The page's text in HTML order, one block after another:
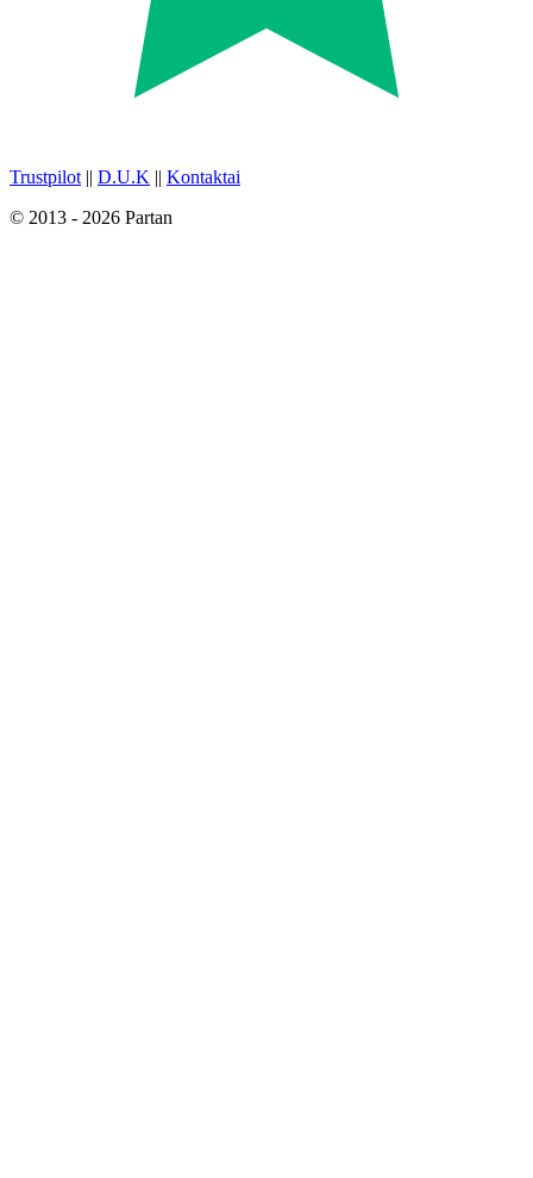
Trustpilot || D.U.K || Kontaktai
© 2013 - 2026 Partan